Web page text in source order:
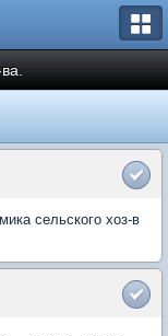
сельского хоз-в